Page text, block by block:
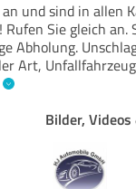
und sind in allen
Sie gleich an.
Abholung.
Art,
Bilder,